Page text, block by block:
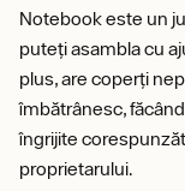
Notebook este un
puteți asambla cu
plus, are coperți
îmbătrânesc,
îngrijite
proprietarului.